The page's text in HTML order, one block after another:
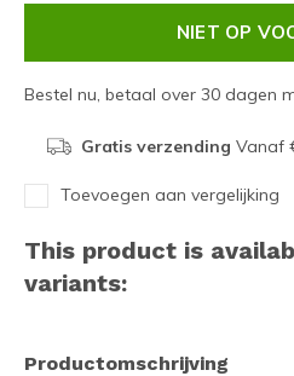
NIET OP
Bestel nu, betaal over 30 dagen
Gratis verzending Vanaf
Toevoegen aan vergelijking
This product is
variants:
Productomschrijving